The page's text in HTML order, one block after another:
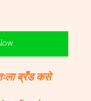
ब्रँड कसे